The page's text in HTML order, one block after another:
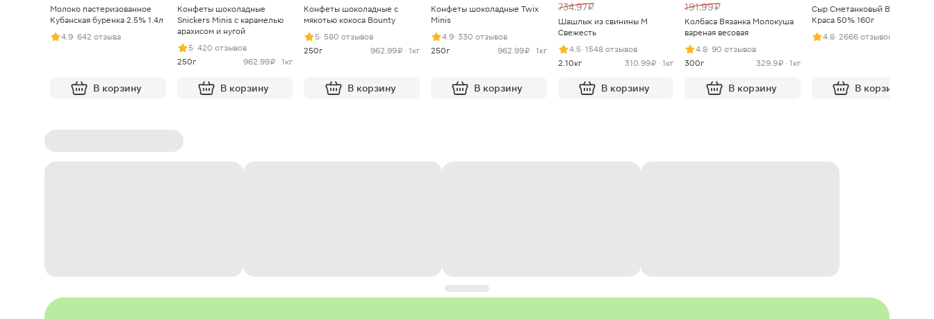
Молоко пастеризованное
Кубанская буренка 2.5% 1.4л
4.9· 642 отзыва
В корзину
Конфеты шоколадные
Snickers Minis с карамелью
арахисом и нугой
5· 420 отзывов
250г
962.99 ₽ · 1кг
В корзину
Конфеты шоколадные с
мякотью кокоса Bounty
5· 580 отзывов
250г
962.99 ₽ · 1кг
В корзину
Конфеты шоколадные Twix
Minis
4.9· 330 отзывов
250г
962.99 ₽ · 1кг
В корзину
734.97 ₽
Шашлык из свинины М
Свежесть
4.5· 1548 отзывов
2.10кг
310.99 ₽ · 1кг
В корзину
191.99 ₽
Колбаса Вязанка Молокуша
вареная весовая
4.8· 90 отзывов
300г
329.9 ₽ · 1кг
В корзину
Сыр Сметанковый Варвара
Краса 50% 160г
4.8· 2666 отзывов
В корзину